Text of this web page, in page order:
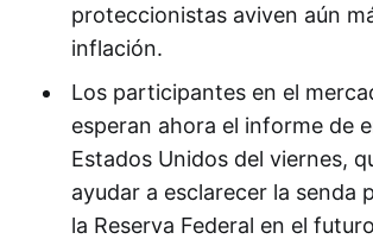
proteccionistas aviven aún
inflación.
Los participantes en el
esperan ahora el informe de
Estados Unidos del viernes,
ayudar a esclarecer la senda
la Reserva Federal en el